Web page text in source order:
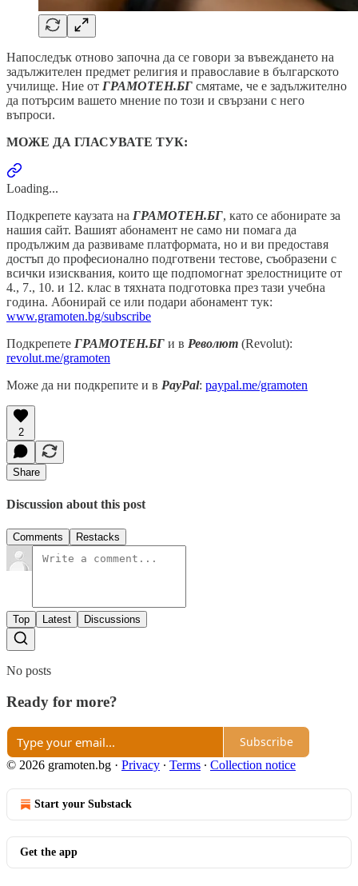
Напоследък отново започна да се говори за въвеждането на
задължителен предмет религия и православие в българското
училище. Ние от ГРАМОТЕН.БГ смятаме, че е задължително
да потърсим вашето мнение по този и свързани с него
въпроси.
МОЖЕ ДА ГЛАСУВАТЕ ТУК:
Loading...
Подкрепете каузата на ГРАМОТЕН.БГ, като се абонирате за
нашия сайт. Вашият абонамент не само ни помага да
продължим да развиваме платформата, но и ви предоставя
достъп до професионално подготвени тестове, съобразени с
всички изисквания, които ще подпомогнат зрелостниците от
4., 7., 10. и 12. клас в тяхната подготовка през тази учебна
година. Абонирай се или подари абонамент тук:
www.gramoten.bg/subscribe
Подкрепете ГРАМОТЕН.БГ и в Револют (Revolut):
revolut.me/gramoten
Може да ни подкрепите и в PayPal: paypal.me/gramoten
2
Share
Discussion about this post
Comments Restacks
Top Latest Discussions
No posts
Ready for more?
Subscribe
© 2026 gramoten.bg · Privacy ∙ Terms ∙ Collection notice
Start your Substack
Get the app